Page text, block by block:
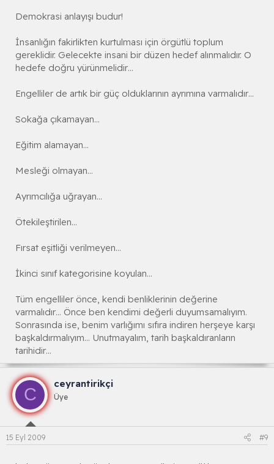
Demokrasi anlayışı budur!
İnsanlığın fakirlikten kurtulması için örgütlü toplum
gereklidir. Gelecekte insani bir düzen hedef alınmalıdır. O
hedefe doğru yürünmelidir…
Engelliler de artık bir güç olduklarının ayrımına varmalıdır…
Sokağa çıkamayan…
Eğitim alamayan…
Mesleği olmayan…
Ayrımcılığa uğrayan…
Ötekileştirilen…
Fırsat eşitliği verilmeyen…
İkinci sınıf kategorisine koyulan…
Tüm engelliler önce, kendi benliklerinin değerine
varmalıdır… Önce ben kendimi değerli duyumsamalıyım.
Sonrasında ise, benim varlığımı sıfıra indiren herşeye karşı
başkaldırmalıyım… Unutmayalım, tarih başkaldıranların
tarihidir…
C
ceyrantirikçi
Üye
15 Eyl 2009 #9